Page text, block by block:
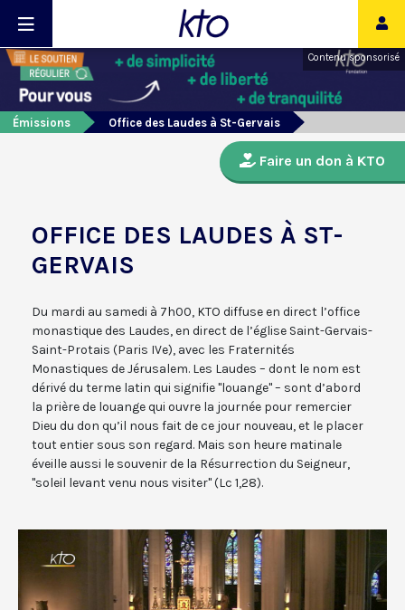
Contenu sponsorisé
Émissions Office des Laudes à St-Gervais
Faire un don à KTO
OFFICE DES LAUDES À ST-
GERVAIS
Du mardi au samedi à 7h00, KTO diffuse en direct l’office
monastique des Laudes, en direct de l’église Saint-Gervais-
Saint-Protais (Paris IVe), avec les Fraternités
Monastiques de Jérusalem. Les Laudes – dont le nom est
dérivé du terme latin qui signifie "louange" – sont d’abord
la prière de louange qui ouvre la journée pour remercier
Dieu du don qu’il nous fait de ce jour nouveau, et le placer
tout entier sous son regard. Mais son heure matinale
éveille aussi le souvenir de la Résurrection du Seigneur,
"soleil levant venu nous visiter" (Lc 1,28).